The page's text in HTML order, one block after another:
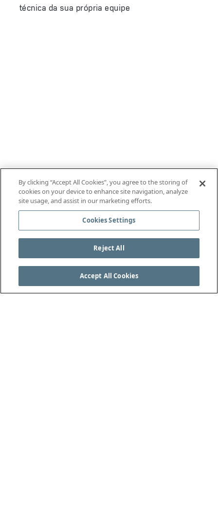
técnica da sua própria equipe
By clicking “Accept All Cookies”, you agree to the storing of
cookies on your device to enhance site navigation, analyze
site usage, and assist in our marketing efforts.
Cookies Settings
Reject All
Accept All Cookies